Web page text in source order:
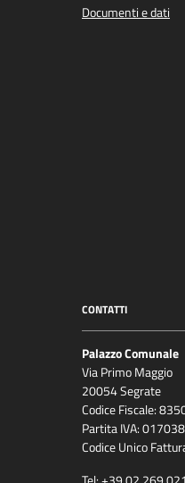
Documenti e dati
CONTATTI
Palazzo Comunale
Via Primo Maggio
20054 Segrate
Codice Fiscale:
Partita IVA:
Codice Unico